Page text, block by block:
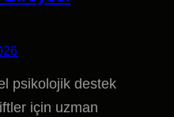
psikolojik destek
için uzman